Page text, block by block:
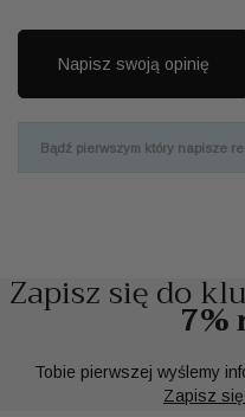
Napisz swoją opinię
Bądź pierwszym który napisze
Zapisz się do
7%
Tobie pierwszej wyślemy
Zapisz